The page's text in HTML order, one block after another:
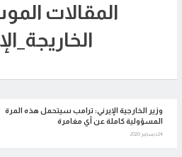
المقالات
وزير الخارجية الإيرني: ترامب سيتحمل هذه المرة
المسؤولية كاملة عن أي مغامرة
24 ديسمبر 2020